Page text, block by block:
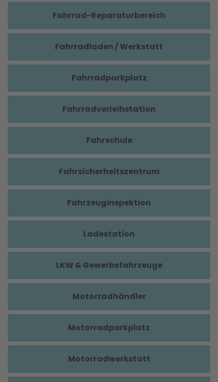
Fahrrad-Reparaturbereich
Fahrradladen / Werkstatt
Fahrradparkplatz
Fahrradverleihstation
Fahrschule
Fahrsicherheitszentrum
Fahrzeuginspektion
Ladestation
LKW & Gewerbefahrzeuge
Motorradhändler
Motorradparkplatz
Motorradwerkstatt